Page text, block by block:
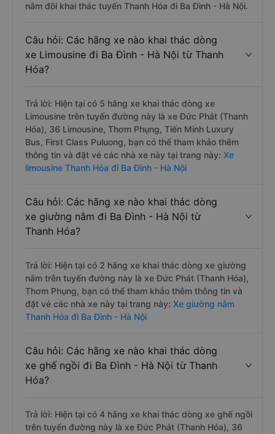
nằm đôi khai thác tuyến Thanh Hóa đi Ba Đình - Hà Nội.
Câu hỏi: Các hãng xe nào khai thác dòng
xe Limousine đi Ba Đình - Hà Nội từ Thanh
Hóa?
Trả lời: Hiện tại có 5 hãng xe khai thác dòng xe
Limousine trên tuyến đường này là xe Đức Phát (Thanh
Hóa), 36 Limousine, Thơm Phụng, Tiến Minh Luxury
Bus, First Class Puluong, bạn có thể tham khảo thêm
thông tin và đặt vé các nhà xe này tại trang này: Xe
limousine Thanh Hóa đi Ba Đình - Hà Nội
Câu hỏi: Các hãng xe nào khai thác dòng
xe giường nằm đi Ba Đình - Hà Nội từ
Thanh Hóa?
Trả lời: Hiện tại có 2 hãng xe khai thác dòng xe giường
nằm trên tuyến đường này là xe Đức Phát (Thanh Hóa),
Thơm Phụng, bạn có thể tham khảo thêm thông tin và
đặt vé các nhà xe này tại trang này: Xe giường nằm
Thanh Hóa đi Ba Đình - Hà Nội
Câu hỏi: Các hãng xe nào khai thác dòng
xe ghế ngồi đi Ba Đình - Hà Nội từ Thanh
Hóa?
Trả lời: Hiện tại có 4 hãng xe khai thác dòng xe ghế ngồi
trên tuyến đường này là xe Đức Phát (Thanh Hóa), 36